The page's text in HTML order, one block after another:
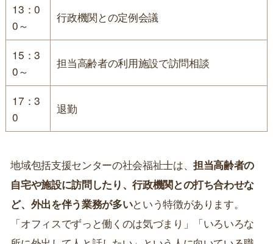
13：0
0～
行政機関との定例会議
15：3
0～
担当高齢者の利用施設で訪問相談
17：3
0
退勤
地域包括支援センターの社会福祉士は、担当高齢者の
自宅や施設に訪問したり、行政機関との打ち合わせな
ど、外出を伴う業務が多いという特徴があります。
「オフィスでずっと働くのは気づまり」「いろいろな